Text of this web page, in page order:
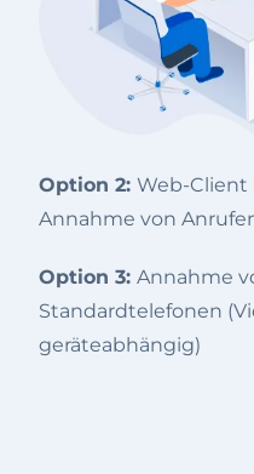
Option 2: Web-Client
Annahme von
Option 3: Annahme
Standardtelefonen
geräteabhängig)